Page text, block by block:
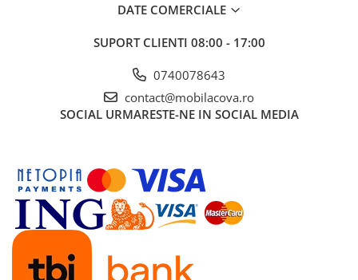
DATE COMERCIALE
SUPORT CLIENTI 08:00 - 17:00
0740078643
contact@mobilacova.ro
SOCIAL URMARESTE-NE IN SOCIAL MEDIA